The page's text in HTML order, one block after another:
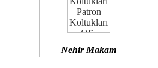
Nehir Makam